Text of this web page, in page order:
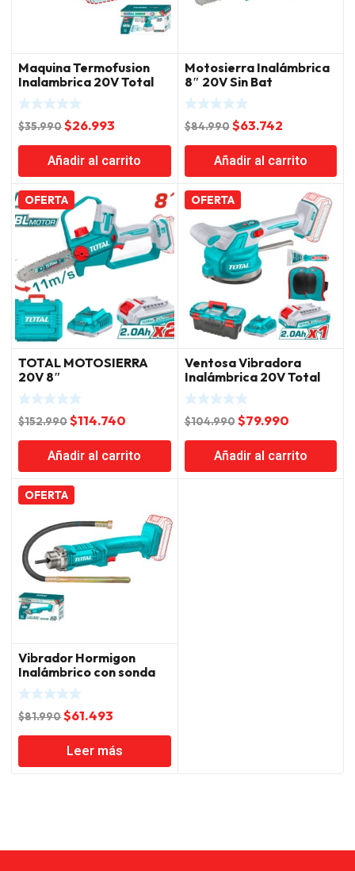
Maquina Termofusion
Inalambrica 20V Total
$35.990El
precio
original
era:
$35.990.
$26.993
precio
actual
es:
$26.993.
Añadir al carrito
Motosierra Inalámbrica
8″ 20V Sin Bat
$84.990 El
precio
original
era:
$84.990.
$63.742El
precio
actual
es:
$63.742.
Añadir al carrito
OFERTA
TOTAL MOTOSIERRA
20V 8″
$152.990El
precio
original
era:
$114.740
precio
actual
es:
Añadir al carrito
OFERTA
Ventosa Vibradora
Inalámbrica 20V Total
$104.990 El
precio
original
era:
$79.990El
precio
actual
es:
Añadir al carrito
OFERTA
Vibrador Hormigon
Inalámbrico con sonda
20V Total
$81.990El
precio
original
era:
$61.493
precio
actual
es:
Leer más